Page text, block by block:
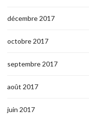
décembre 2017
octobre 2017
septembre 2017
août 2017
juin 2017